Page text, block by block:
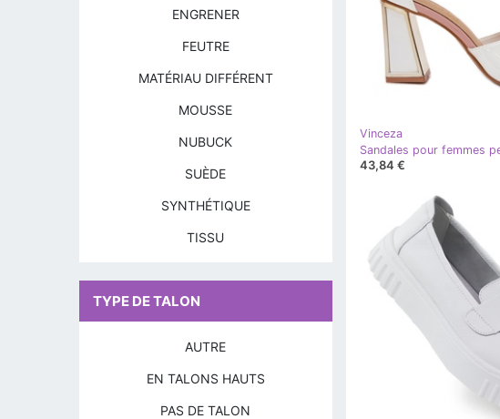
Vinceza
43,84 €
ENGRENER
FEUTRE
MATÉRIAU DIFFÉRENT
MOUSSE
NUBUCK
SUÈDE
SYNTHÉTIQUE
TISSU
TYPE DE TALON
AUTRE
EN TALONS HAUTS
PAS DE TALON